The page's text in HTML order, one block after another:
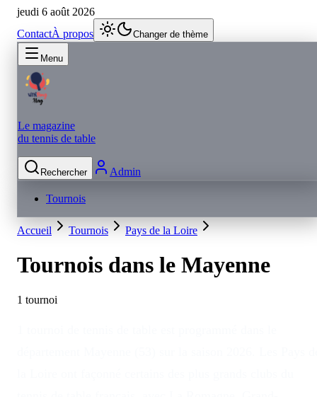
jeudi 6 août 2026
ContactÀ propos Changer de thème
Menu
Le magazine
du tennis de table
Rechercher Admin
Tournois
Accueil Tournois Pays de la Loire
Tournois dans le Mayenne
1 tournoi